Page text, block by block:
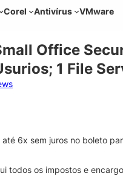
Corel Antivírus VMware
Office
1 File
até 6x sem juros no boleto
todos os impostos e